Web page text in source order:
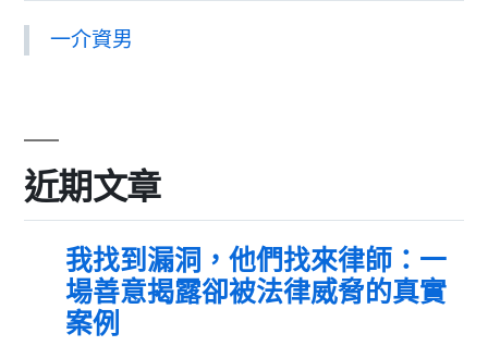
一介資男
近期文章
我找到漏洞，他們找來律師：一
場善意揭露卻被法律威脅的真實
案例